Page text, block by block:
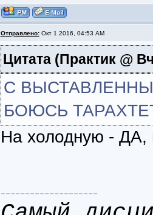
Отправлено:Окт 1 2016, 04:53 AM
Цитата(Практик @
С
БОЮСЬ
На холодную -
--------------------